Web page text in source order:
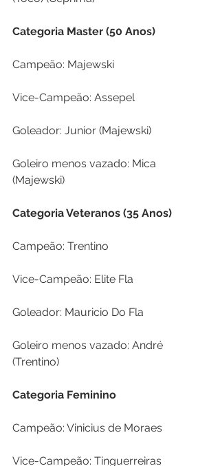
Categoria Master (50 Anos)
Campeão: Majewski
Vice-Campeão: Assepel
Goleador: Junior (Majewski)
Goleiro menos vazado: Mica
(Majewski)
Categoria Veteranos (35 Anos)
Campeão: Trentino
Vice-Campeão: Elite Fla
Goleador: Mauricio Do Fla
Goleiro menos vazado: André
(Trentino)
Categoria Feminino
Campeão: Vinicius de Moraes
Vice-Campeão: Tinguerreiras